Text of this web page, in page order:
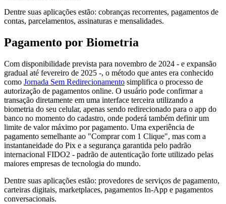
Dentre suas aplicações estão: cobranças recorrentes, pagamentos de
contas, parcelamentos, assinaturas e mensalidades.
Pagamento por Biometria
Com disponibilidade prevista para novembro de 2024 - e expansão
gradual até fevereiro de 2025 -, o método que antes era conhecido
como Jornada Sem Redirecionamento simplifica o processo de
autorização de pagamentos online. O usuário pode confirmar a
transação diretamente em uma interface terceira utilizando a
biometria do seu celular, apenas sendo redirecionado para o app do
banco no momento do cadastro, onde poderá também definir um
limite de valor máximo por pagamento. Uma experiência de
pagamento semelhante ao "Comprar com 1 Clique", mas com a
instantaneidade do Pix e a segurança garantida pelo padrão
internacional FIDO2 - padrão de autenticação forte utilizado pelas
maiores empresas de tecnologia do mundo.
Dentre suas aplicações estão: provedores de serviços de pagamento,
carteiras digitais, marketplaces, pagamentos In-App e pagamentos
conversacionais.